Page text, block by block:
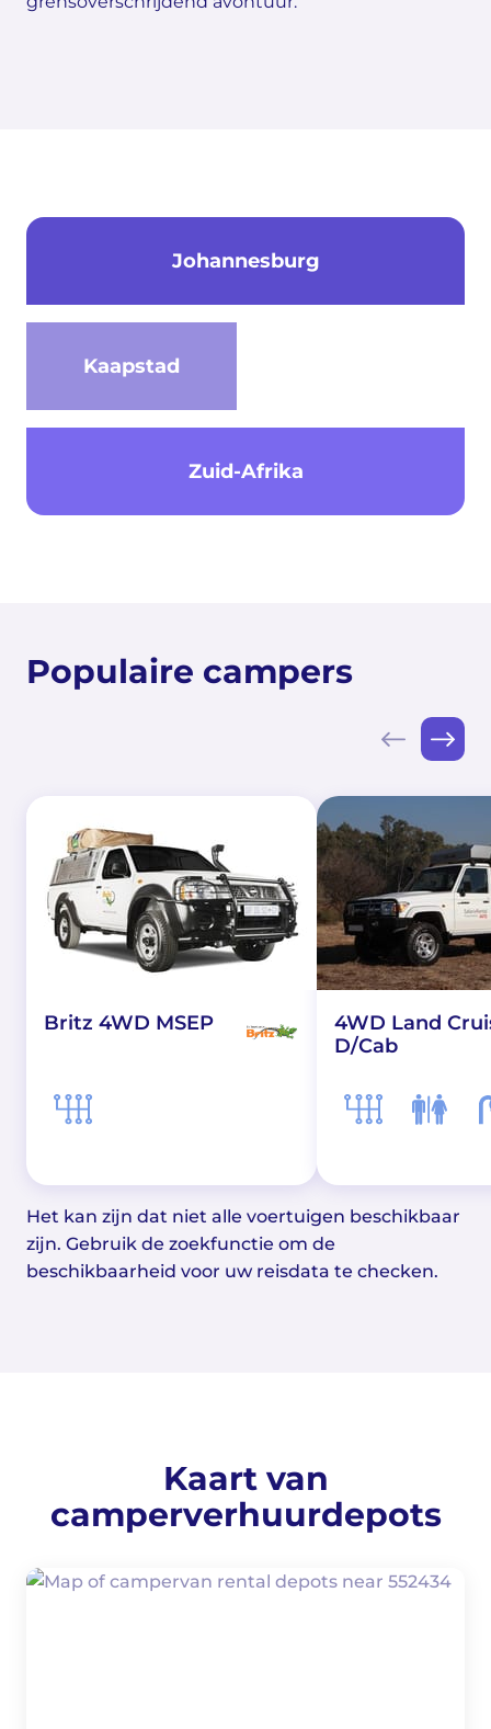
Johannesburg
Kaapstad
Zuid-Afrika
Populaire campers
Britz 4WD MSEP
4WD Land
D/Cab
Het kan zijn dat niet alle voertuigen beschikbaar
zijn. Gebruik de zoekfunctie om de
beschikbaarheid voor uw reisdata te checken.
Kaart van
camperverhuurdepots